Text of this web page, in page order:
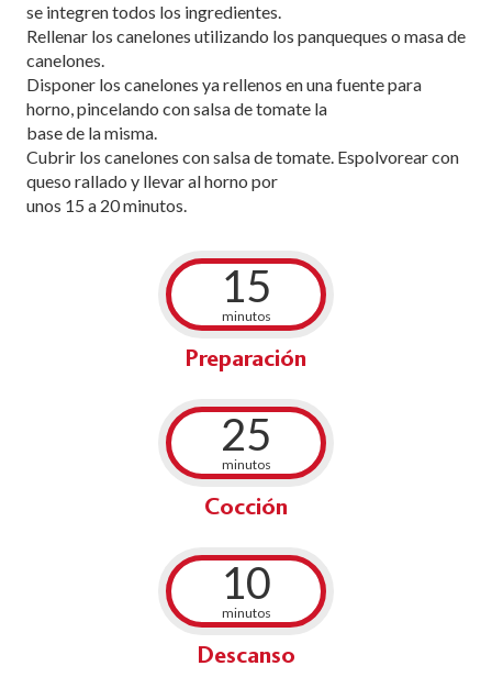
se integren todos los ingredientes.
Rellenar los canelones utilizando los panqueques o masa de
canelones.
Disponer los canelones ya rellenos en una fuente para
horno, pincelando con salsa de tomate la
base de la misma.
Cubrir los canelones con salsa de tomate. Espolvorear con
queso rallado y llevar al horno por
unos 15 a 20 minutos.
15
minutos
Preparación
25
minutos
Cocción
10
minutos
Descanso